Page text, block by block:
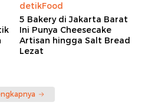
detikFood
5 Bakery di Jakarta Barat
Ini Punya Cheesecake
Artisan hingga Salt Bread
Lezat